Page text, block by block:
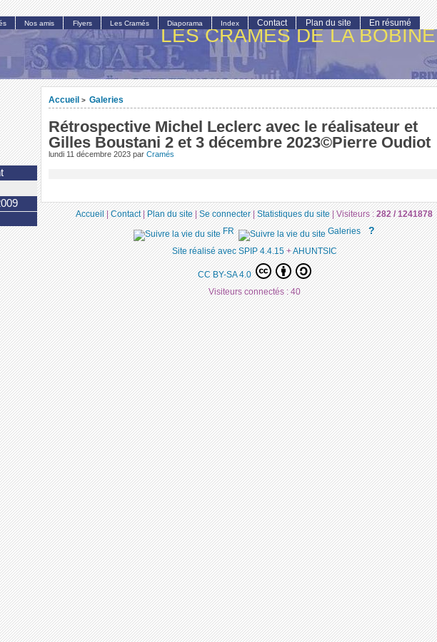
LES CRAMÉS DE LA BOBINE
Accueil > Galeries
Rétrospective Michel Leclerc avec le réalisateur et
Gilles Boustani 2 et 3 décembre 2023©Pierre Oudiot
lundi 11 décembre 2023 par Cramés
Nos amis Flyers Les Cramés Diaporama Index Contact Plan du site En résumé
Accueil|Contact|Plan du site|Se connecter|Statistiques du site|Visiteurs :282 / 1241878
FR
Galeries ?
Site réalisé avec SPIP 4.4.15+AHUNTSIC
CC BY-SA 4.0
Visiteurs connectés :40